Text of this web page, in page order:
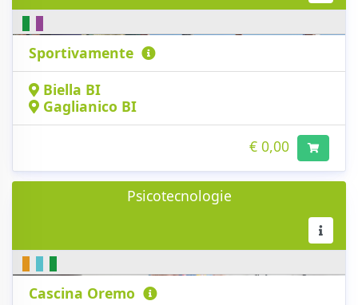
Sportivamente
Biella BI
Gaglianico BI
€ 0,00
Psicotecnologie
Cascina Oremo